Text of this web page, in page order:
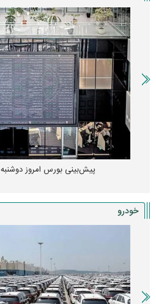
پیش‌بینی بورس امروز دوشنبه ۱۲ مرداد ماه ۱۴۰۵
خودرو